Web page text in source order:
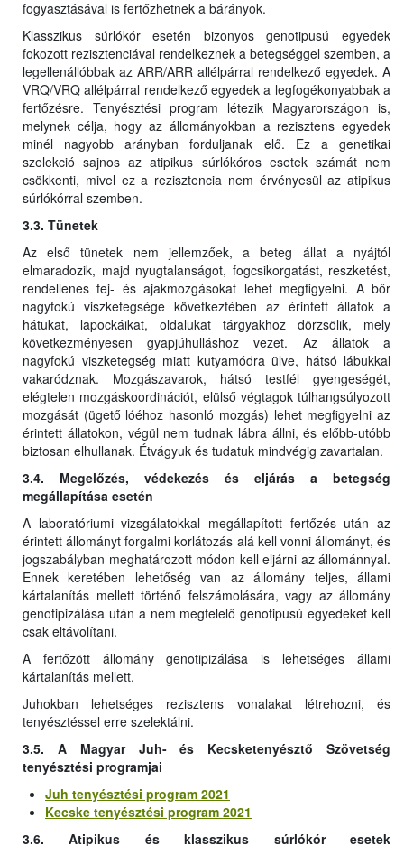
fogyasztásával is fertőzhetnek a bárányok.
Klasszikus súrlókór esetén bizonyos genotipusú egyedek
fokozott rezisztenciával rendelkeznek a betegséggel szemben, a
legellenállóbbak az ARR/ARR allélpárral rendelkező egyedek. A
VRQ/VRQ allélpárral rendelkező egyedek a legfogékonyabbak a
fertőzésre. Tenyésztési program létezik Magyarországon is,
melynek célja, hogy az állományokban a rezisztens egyedek
minél nagyobb arányban forduljanak elő. Ez a genetikai
szelekció sajnos az atipikus súrlókóros esetek számát nem
csökkenti, mivel ez a rezisztencia nem érvényesül az atipikus
súrlókórral szemben.
3.3. Tünetek
Az első tünetek nem jellemzőek, a beteg állat a nyájtól
elmaradozik, majd nyugtalanságot, fogcsikorgatást, reszketést,
rendellenes fej- és ajakmozgásokat lehet megfigyelni. A bőr
nagyfokú viszketegsége következtében az érintett állatok a
hátukat, lapockáikat, oldalukat tárgyakhoz dörzsölik, mely
következményesen gyapjúhulláshoz vezet. Az állatok a
nagyfokú viszketegség miatt kutyamódra ülve, hátsó lábukkal
vakaródznak. Mozgászavarok, hátsó testfél gyengeségét,
elégtelen mozgáskoordinációt, elülső végtagok túlhangsúlyozott
mozgását (ügető lóéhoz hasonló mozgás) lehet megfigyelni az
érintett állatokon, végül nem tudnak lábra állni, és előbb-utóbb
biztosan elhullanak. Étvágyuk és tudatuk mindvégig zavartalan.
3.4. Megelőzés, védekezés és eljárás a betegség
megállapítása esetén
A laboratóriumi vizsgálatokkal megállapított fertőzés után az
érintett állományt forgalmi korlátozás alá kell vonni állományt, és
jogszabályban meghatározott módon kell eljárni az állománnyal.
Ennek keretében lehetőség van az állomány teljes, állami
kártalanítás mellett történő felszámolására, vagy az állomány
genotipizálása után a nem megfelelő genotipusú egyedeket kell
csak eltávolítani.
A fertőzött állomány genotipizálása is lehetséges állami
kártalanítás mellett.
Juhokban lehetséges rezisztens vonalakat létrehozni, és
tenyésztéssel erre szelektálni.
3.5. A Magyar Juh- és Kecsketenyésztő Szövetség
tenyésztési programjai
Juh tenyésztési program 2021
Kecske tenyésztési program 2021
3.6. Atipikus és klasszikus súrlókór esetek